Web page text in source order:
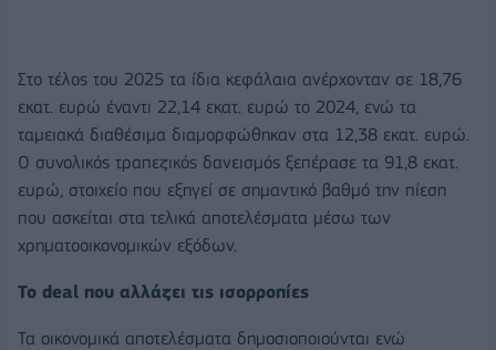
Στο τέλος του 2025 τα ίδια κεφάλαια ανέρχονταν σε 18,76
εκατ. ευρώ έναντι 22,14 εκατ. ευρώ το 2024, ενώ τα
ταμειακά διαθέσιμα διαμορφώθηκαν στα 12,38 εκατ. ευρώ.
Ο συνολικός τραπεζικός δανεισμός ξεπέρασε τα 91,8 εκατ.
ευρώ, στοιχείο που εξηγεί σε σημαντικό βαθμό την πίεση
που ασκείται στα τελικά αποτελέσματα μέσω των
χρηματοοικονομικών εξόδων.
Το deal που αλλάζει τις ισορροπίες
Τα οικονομικά αποτελέσματα δημοσιοποιούνται ενώ